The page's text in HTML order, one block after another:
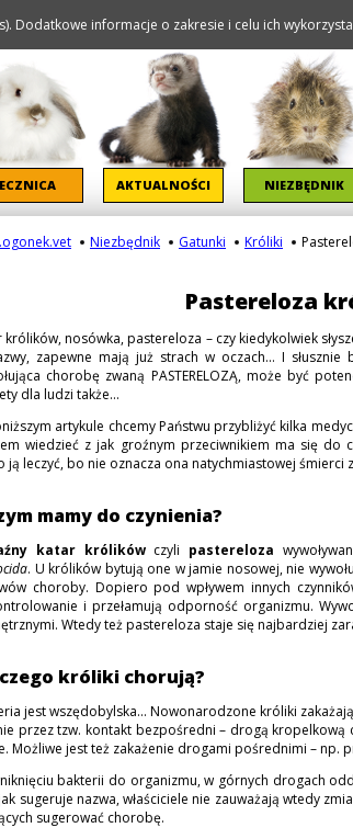
nawigację
AKTUALNOŚCI NIEZBĘDNIK
Niezbędnik Gatunki Króliki
Pastereloza
królików, nosówka, pastereloza – czy kiedykolwiek
zapewne mają już strach w oczach... I słusznie
chorobę zwaną PASTERELOZĄ, może być
dla ludzi także...
artykule chcemy Państwu przybliżyć kilka
wiedzieć z jak groźnym przeciwnikiem ma się do
ją leczyć, bo nie oznacza ona natychmiastowej śmierci
mamy do czynienia?
katar królikówczyli pastereloza
. U królików bytują one w jamie nosowej, nie
choroby. Dopiero pod wpływem innych
i przełamują odporność organizmu.
Wtedy też pastereloza staje się najbardziej
króliki chorują?
jest wszędobylska... Nowonarodzone króliki
przez tzw. kontakt bezpośredni – drogą kropelkową
Możliwe jest też zakażenie drogami pośrednimi – np.
bakterii do organizmu, w górnych drogach
sugeruje nazwa, właściciele nie zauważają wtedy
sugerować chorobę.
Dodatkowe informacje o zakresie i celu ich